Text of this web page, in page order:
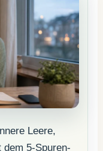
Leere,
dem 5-Spuren-